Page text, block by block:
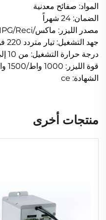
المواد: صفائح معدنية
الضمان: 24 شهراً
مصدر الليزر: ماكس/JPT/Raycus/IPG/Reci
جهد التشغيل: تيار متردد 220 فولت / 50 هرتز
درجة حرارة التشغيل: من 10 إلى 55 درجة مئوية
قوة الليزر: 1000 واط/1500 واط/2000 واط
الشهادة: ce
منتجات أخرى